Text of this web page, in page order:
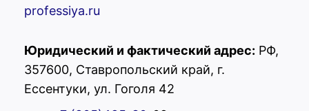
professiya.ru
Юридический и фактический адрес: РФ,
357600, Ставропольский край, г.
Ессентуки, ул. Гоголя 42